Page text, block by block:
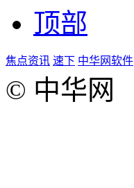
顶部
焦点资讯 速下 中华网软件
© 中华网